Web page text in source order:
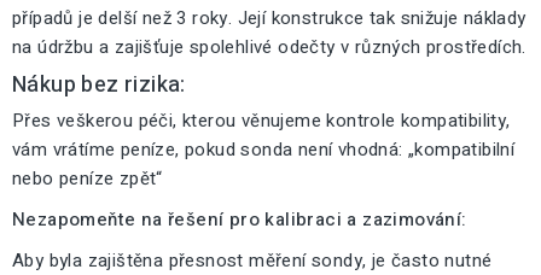
případů je delší než 3 roky. Její konstrukce tak snižuje náklady
na údržbu a zajišťuje spolehlivé odečty v různých prostředích.
Nákup bez rizika:
Přes veškerou péči, kterou věnujeme kontrole kompatibility,
vám vrátíme peníze, pokud sonda není vhodná: „kompatibilní
nebo peníze zpět“
Nezapomeňte na řešení pro kalibraci a zazimování:
Aby byla zajištěna přesnost měření sondy, je často nutné